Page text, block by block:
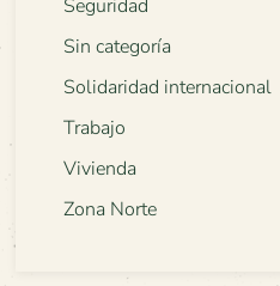
Seguridad
Sin categoría
Solidaridad internacional
Trabajo
Vivienda
Zona Norte